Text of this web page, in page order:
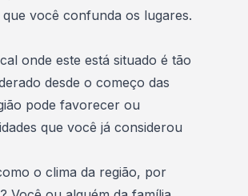
você confunda os lugares.
onde este está situado é tão
desde o começo das
pode favorecer ou
que você já considerou
o clima da região, por